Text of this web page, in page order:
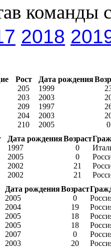
команды
2018
Рост Дата рождения
205 1999
203 2003
209 1997
204 2003
210 2005
0
Дата рожденияВозраст
1997 0
2005 0
2002 21
2002 21
Дата рожденияВозраст
2005 0
2004 19
2005 18
2005 18
2007 0
2003 20